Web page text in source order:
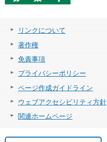
リンクについて
著作権
免責事項
プライバシーポリシー
ページ作成ガイドライン
ウェブアクセシビリティ方針
関連ホームページ